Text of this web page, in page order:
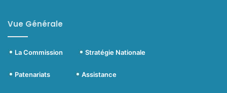
Vue Générale
La Commission Stratégie Nationale
Patenariats Assistance